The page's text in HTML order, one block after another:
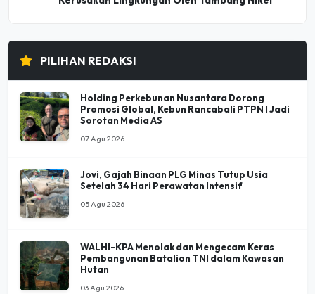
PILIHAN REDAKSI
Holding Perkebunan Nusantara Dorong
Promosi Global, Kebun Rancabali PTPN I Jadi
Sorotan Media AS
07 Agu 2026
Jovi, Gajah Binaan PLG Minas Tutup Usia
Setelah 34 Hari Perawatan Intensif
05 Agu 2026
WALHI-KPA Menolak dan Mengecam Keras
Pembangunan Batalion TNI dalam Kawasan
Hutan
03 Agu 2026